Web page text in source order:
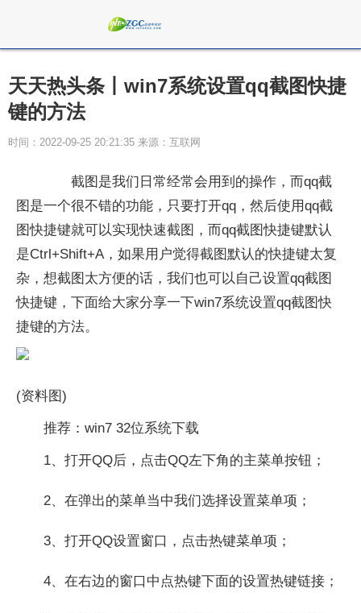
天天热头条丨win7系统设置qq截图快捷
键的方法
时间：2022-09-25 20:21:35 来源：互联网
截图是我们日常经常会用到的操作，而qq截
图是一个很不错的功能，只要打开qq，然后使用qq截
图快捷键就可以实现快速截图，而qq截图快捷键默认
是Ctrl+Shift+A，如果用户觉得截图默认的快捷键太复
杂，想截图太方便的话，我们也可以自己设置qq截图
快捷键，下面给大家分享一下win7系统设置qq截图快
捷键的方法。
(资料图)
推荐：win7 32位系统下载
1、打开QQ后，点击QQ左下角的主菜单按钮；
2、在弹出的菜单当中我们选择设置菜单项；
3、打开QQ设置窗口，点击热键菜单项；
4、在右边的窗口中点热键下面的设置热键链接；